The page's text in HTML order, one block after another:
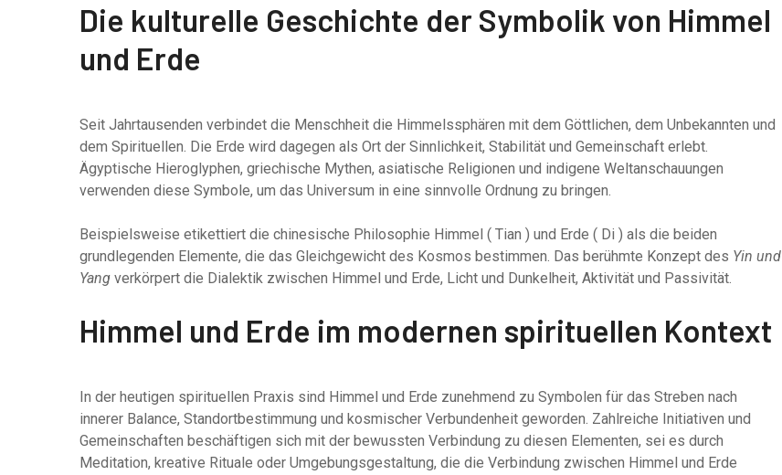
Die kulturelle Geschichte der Symbolik von Himmel
und Erde
Seit Jahrtausenden verbindet die Menschheit die Himmelssphären mit dem Göttlichen, dem Unbekannten und
dem Spirituellen. Die Erde wird dagegen als Ort der Sinnlichkeit, Stabilität und Gemeinschaft erlebt.
Ägyptische Hieroglyphen, griechische Mythen, asiatische Religionen und indigene Weltanschauungen
verwenden diese Symbole, um das Universum in eine sinnvolle Ordnung zu bringen.
Beispielsweise etikettiert die chinesische Philosophie Himmel ( Tian ) und Erde ( Di ) als die beiden
grundlegenden Elemente, die das Gleichgewicht des Kosmos bestimmen. Das berühmte Konzept des Yin und
Yang verkörpert die Dialektik zwischen Himmel und Erde, Licht und Dunkelheit, Aktivität und Passivität.
Himmel und Erde im modernen spirituellen Kontext
In der heutigen spirituellen Praxis sind Himmel und Erde zunehmend zu Symbolen für das Streben nach
innerer Balance, Standortbestimmung und kosmischer Verbundenheit geworden. Zahlreiche Initiativen und
Gemeinschaften beschäftigen sich mit der bewussten Verbindung zu diesen Elementen, sei es durch
Meditation, kreative Rituale oder Umgebungsgestaltung, die die Verbindung zwischen Himmel und Erde